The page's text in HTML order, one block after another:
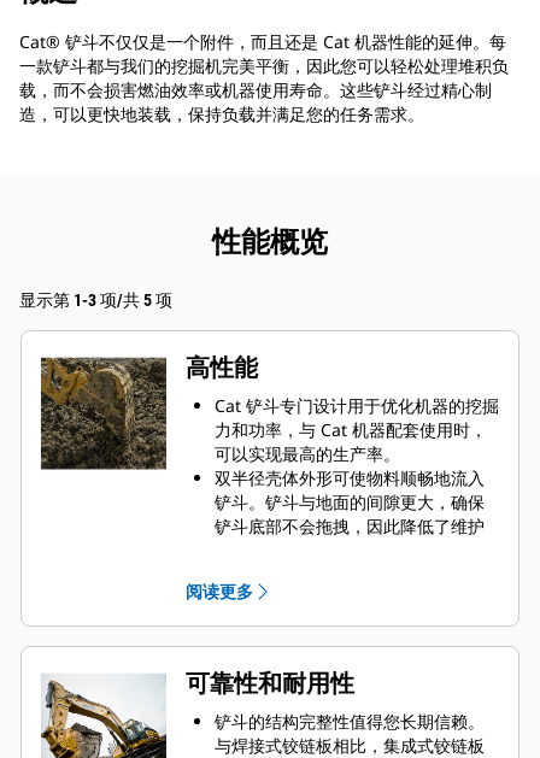
Cat® 铲斗不仅仅是一个附件，而且还是 Cat 机器性能的延伸。每
一款铲斗都与我们的挖掘机完美平衡，因此您可以轻松处理堆积负
载，而不会损害燃油效率或机器使用寿命。这些铲斗经过精心制
造，可以更快地装载，保持负载并满足您的任务需求。
性能概览
显示第 1-3 项/共 5 项
高性能
Cat 铲斗专门设计用于优化机器的挖掘
力和功率，与 Cat 机器配套使用时，
可以实现最高的生产率。
双半径壳体外形可使物料顺畅地流入
铲斗。铲斗与地面的间隙更大，确保
铲斗底部不会拖拽，因此降低了维护
可以快速铲挖物料，提高了机器的整
体工作效率。
您可在更短的时间内装载更多的物
料。铲斗形状和侧挡板精心设计而
成，让您每次装载都可将大部分物料
保留在铲斗内。
阅读更多
可靠性和耐用性
铲斗的结构完整性值得您长期信赖。
与焊接式铰链板相比，集成式铰链板